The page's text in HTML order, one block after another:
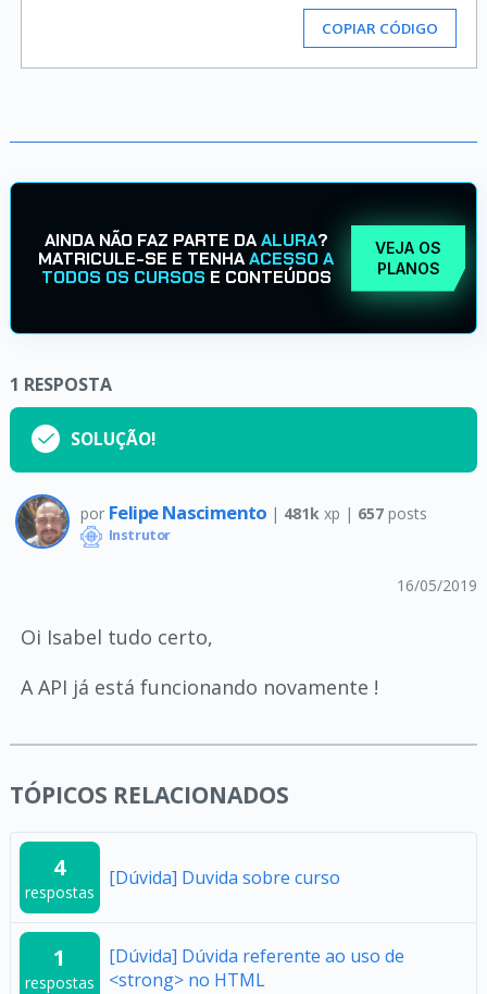
COPIAR CÓDIGO
AINDA NÃO FAZ PARTE DAALURA?
MATRICULE-SE E TENHAACESSO A
TODOS OS CURSOS E CONTEÚDOS
VEJA OS
PLANOS
1 RESPOSTA
SOLUÇÃO!
por Felipe Nascimento | 481k xp | 657 posts
Instrutor
16/05/2019
Oi Isabel tudo certo,
A API já está funcionando novamente !
TÓPICOS RELACIONADOS
4
respostas
[Dúvida] Duvida sobre curso
1
respostas
[Dúvida] Dúvida referente ao uso de
<strong> no HTML